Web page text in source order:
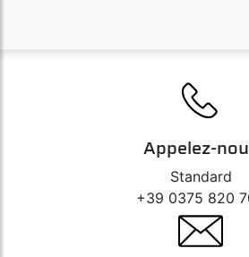
Appelez-
Standard
+39 0375 820